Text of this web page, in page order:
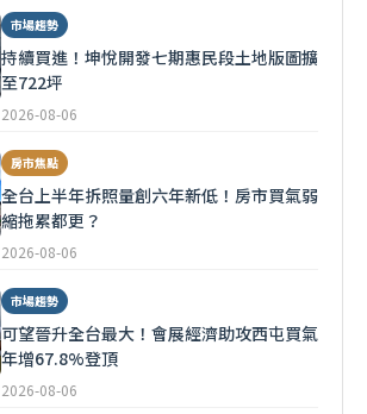
市場趨勢
持續買進！坤悅開發七期惠民段土地版圖擴
至722坪
2026-08-06
房市焦點
全台上半年拆照量創六年新低！房市買氣弱
縮拖累都更？
2026-08-06
市場趨勢
可望晉升全台最大！會展經濟助攻西屯買氣
年增67.8%登頂
2026-08-06